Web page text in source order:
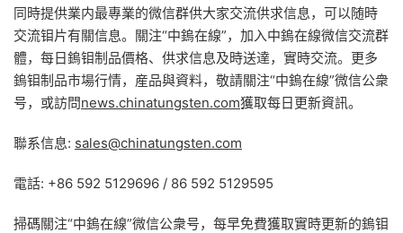
同時提供業内最專業的微信群供大家交流供求信息，可以随時
交流钼片有關信息。關注“中鎢在線”，加入中鎢在線微信交流群
體，每日鎢钼制品價格、供求信息及時送達，實時交流。更多
鎢钼制品市場行情，産品與資料，敬請關注“中鎢在線”微信公衆
号，或訪問news.chinatungsten.com獲取每日更新資訊。
聯系信息: sales@chinatungsten.com
電話: +86 592 5129696 / 86 592 5129595
掃碼關注“中鎢在線”微信公衆号，每早免費獲取實時更新的鎢钼